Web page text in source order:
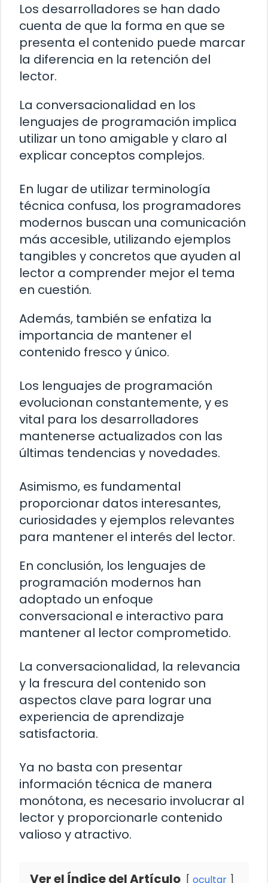
Los desarrolladores se han dado
cuenta de que la forma en que se
presenta el contenido puede marcar
la diferencia en la retención del
lector.
La conversacionalidad en los
lenguajes de programación implica
utilizar un tono amigable y claro al
explicar conceptos complejos.
En lugar de utilizar terminología
técnica confusa, los programadores
modernos buscan una comunicación
más accesible, utilizando ejemplos
tangibles y concretos que ayuden al
lector a comprender mejor el tema
en cuestión.
Además, también se enfatiza la
importancia de mantener el
contenido fresco y único.
Los lenguajes de programación
evolucionan constantemente, y es
vital para los desarrolladores
mantenerse actualizados con las
últimas tendencias y novedades.
Asimismo, es fundamental
proporcionar datos interesantes,
curiosidades y ejemplos relevantes
para mantener el interés del lector.
En conclusión, los lenguajes de
programación modernos han
adoptado un enfoque
conversacional e interactivo para
mantener al lector comprometido.
La conversacionalidad, la relevancia
y la frescura del contenido son
aspectos clave para lograr una
experiencia de aprendizaje
satisfactoria.
Ya no basta con presentar
información técnica de manera
monótona, es necesario involucrar al
lector y proporcionarle contenido
valioso y atractivo.
Ver el Índice del Artículo ocultar